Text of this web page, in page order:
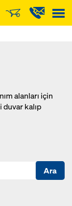
alanları için
kalıp
Ara